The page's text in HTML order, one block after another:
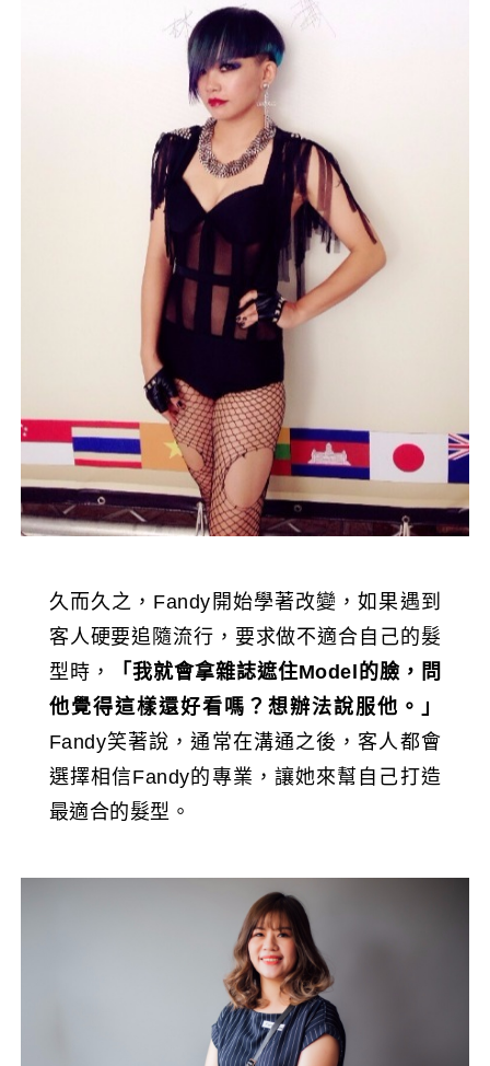
久而久之，Fandy開始學著改變，如果遇到
客人硬要追隨流行，要求做不適合自己的髮
型時，
「我就會拿雜誌遮住Model的臉，問
他覺得這樣還好看嗎？想辦法說服他。」
Fandy笑著說，通常在溝通之後，客人都會
選擇相信Fandy的專業，讓她來幫自己打造
最適合的髮型。